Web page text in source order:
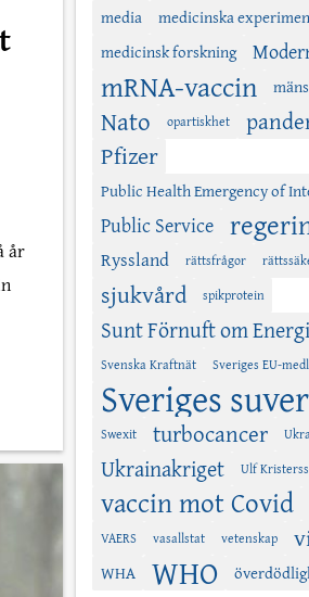
år
media
medicinska
medicinsk forskning
mRNA-vaccin
Nato opartiskhet
Pfizer
Public Health Emergency of
Public Service
Ryssland rättsfrågor
sjukvård spikprotein
Sunt Förnuft om
Svenska Kraftnät Sveriges EU-
Sveriges
Swexit turbocancer
Ukrainakriget Ulf
vaccin mot Covid
VAERS vasallstat vetenskap
WHA WHO